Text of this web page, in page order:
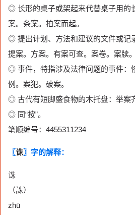
◎ 长形的桌子或架起来代替桌子用的
案。条案。拍案而起。
◎ 提出计划、方法和建议的文件或记
提案。方案。有案可查。案卷。案牍。
◎ 事件，特指涉及法律问题的事件：
例。案犯。破案。
◎ 古代有短脚盛食物的木托盘：举案
◎ 同“按”。
笔顺编号：4455311234
〖诛〗字的解释：
诛
（誅）
zhū